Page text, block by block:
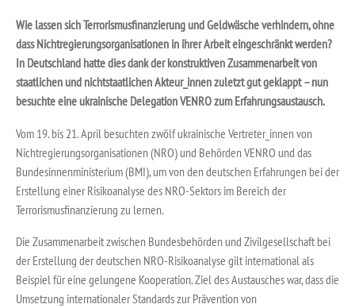
Wie lassen sich Terrorismusfinanzierung und Geldwäsche verhindern, ohne
dass Nichtregierungsorganisationen in ihrer Arbeit eingeschränkt werden?
In Deutschland hatte dies dank der konstruktiven Zusammenarbeit von
staatlichen und nichtstaatlichen Akteur_innen zuletzt gut geklappt – nun
besuchte eine ukrainische Delegation VENRO zum Erfahrungsaustausch.
Vom 19. bis 21. April besuchten zwölf ukrainische Vertreter_innen von
Nichtregierungsorganisationen (NRO) und Behörden VENRO und das
Bundesinnenministerium (BMI), um von den deutschen Erfahrungen bei der
Erstellung einer Risikoanalyse des NRO-Sektors im Bereich der
Terrorismusfinanzierung zu lernen.
Die Zusammenarbeit zwischen Bundesbehörden und Zivilgesellschaft bei
der Erstellung der deutschen NRO-Risikoanalyse gilt international als
Beispiel für eine gelungene Kooperation. Ziel des Austausches war, dass die
Umsetzung internationaler Standards zur Prävention von